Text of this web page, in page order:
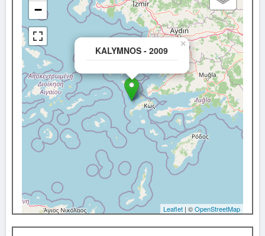
KALYMNOS - 2009
×
−
Leaflet | ©OpenStreetMap